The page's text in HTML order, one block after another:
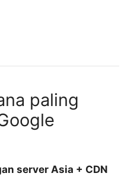
paling
server Asia + CDN